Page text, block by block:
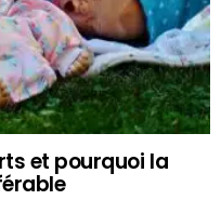
et pourquoi la